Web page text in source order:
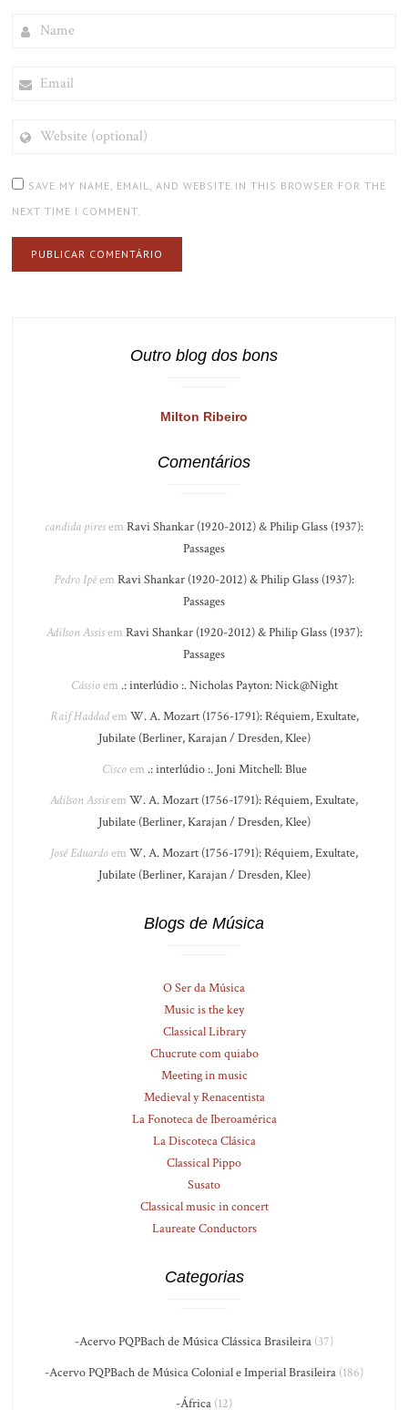
(OPTIONAL)
SAVE MY NAME, EMAIL, AND WEBSITE IN THIS BROWSER FOR THE
NEXT TIME I COMMENT.
Outro blog dos bons
Milton Ribeiro
Comentários
candida piresem Ravi Shankar (1920-2012) & Philip Glass (1937):
Passages
Pedro Ipêem Ravi Shankar (1920-2012) & Philip Glass (1937):
Passages
Adilson Assisem Ravi Shankar (1920-2012) & Philip Glass (1937):
Passages
Cássioem .: interlúdio :. Nicholas Payton: Nick@Night
Raif Haddadem W. A. Mozart (1756-1791): Réquiem, Exultate,
Jubilate (Berliner, Karajan / Dresden, Klee)
Ciscoem .: interlúdio :. Joni Mitchell: Blue
Adilson Assisem W. A. Mozart (1756-1791): Réquiem, Exultate,
Jubilate (Berliner, Karajan / Dresden, Klee)
José Eduardoem W. A. Mozart (1756-1791): Réquiem, Exultate,
Jubilate (Berliner, Karajan / Dresden, Klee)
Blogs de Música
O Ser da Música
Music is the key
Classical Library
Chucrute com quiabo
Meeting in music
Medieval y Renacentista
La Fonoteca de Iberoamérica
La Discoteca Clásica
Classical Pippo
Susato
Classical music in concert
Laureate Conductors
Categorias
-Acervo PQPBach de Música Clássica Brasileira (37)
-Acervo PQPBach de Música Colonial e Imperial Brasileira (186)
-África (12)